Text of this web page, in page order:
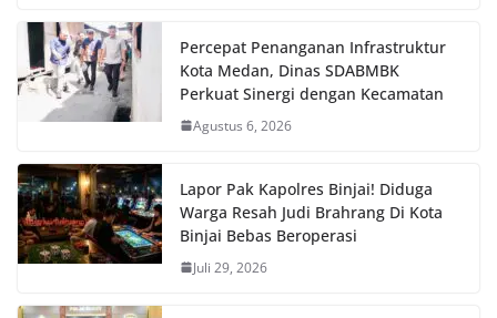
Percepat Penanganan Infrastruktur
Kota Medan, Dinas SDABMBK
Perkuat Sinergi dengan Kecamatan
Agustus 6, 2026
Lapor Pak Kapolres Binjai! Diduga
Warga Resah Judi Brahrang Di Kota
Binjai Bebas Beroperasi
Juli 29, 2026